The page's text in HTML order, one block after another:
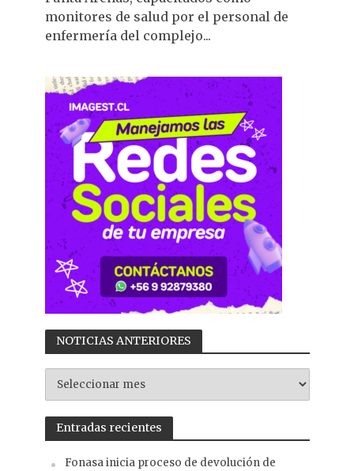
monitores de salud por el personal de
enfermería del complejo...
NOTICIAS ANTERIORES
ANTERIORES
Entradas recientes
Fonasa inicia proceso de devolución de